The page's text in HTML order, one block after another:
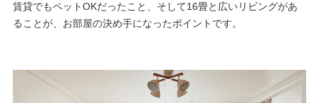
賃貸でもペットOKだったこと、そして16畳と広いリビングがあ
ることが、お部屋の決め手になったポイントです。